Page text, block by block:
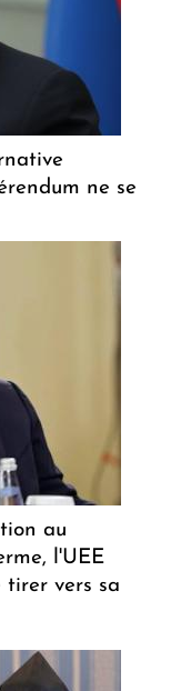
ne se
au
l'UEE
vers sa